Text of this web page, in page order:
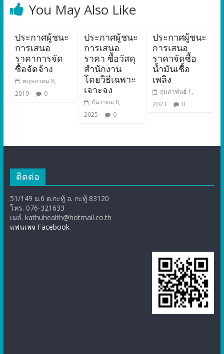
You May Also Like
ประกาศผู้ชนะ
การเสนอ
ราคาการจัด
ซื้อจัดจ้าง
พฤษภาคม 8,
2019
0
ประกาศผู้ชนะ
การเสนอ
ราคา ซื้อวัสดุ
สำนักงาน
โดยวิธีเฉพาะ
เจาะจง
ธันวาคม 8,
2025
0
ประกาศผู้ชนะ
การเสนอ
ราคาจัดซื้อ
น้ำมันเชื้อ
เพลิง
กุมภาพันธ์ 1,
2023
0
ติดต่อ
51/149 ม.6 ต.กะทู้ อ. กะทู้ 83120
โทร. 076-321633
เมล์. kathuhealth@hotmail.co.th
แฟนเพจ Facebook